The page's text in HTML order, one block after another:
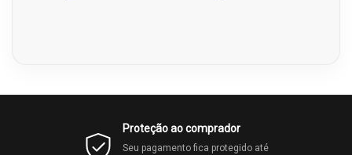
Proteção ao comprador
Seu pagamento fica protegido até